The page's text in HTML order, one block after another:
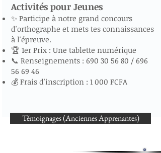
Activités pour Jeunes
✨ Participe à notre grand concours
d'orthographe et mets tes connaissances
à l'épreuve.
🏆 1er Prix : Une tablette numérique
📞 Renseignements : 690 30 56 80 / 696
56 69 46
💰 Frais d'inscription : 1 000 FCFA
Témoignages (Anciennes Apprenantes)